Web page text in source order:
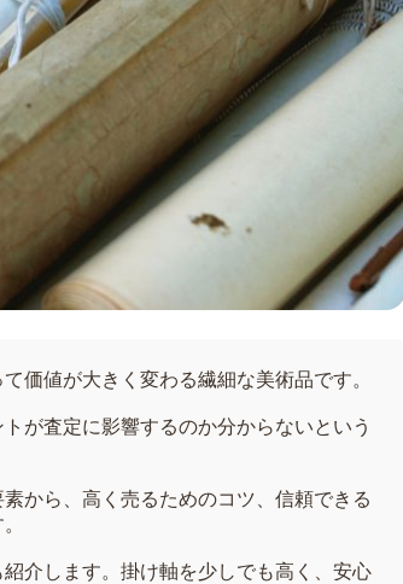
価値が大きく変わる繊細な美術品です。
が査定に影響するのか分からないという
から、高く売るためのコツ、信頼できる
紹介します。掛け軸を少しでも高く、安心